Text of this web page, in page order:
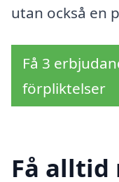
utan också en
Få 3
förpliktelser
Få alltid